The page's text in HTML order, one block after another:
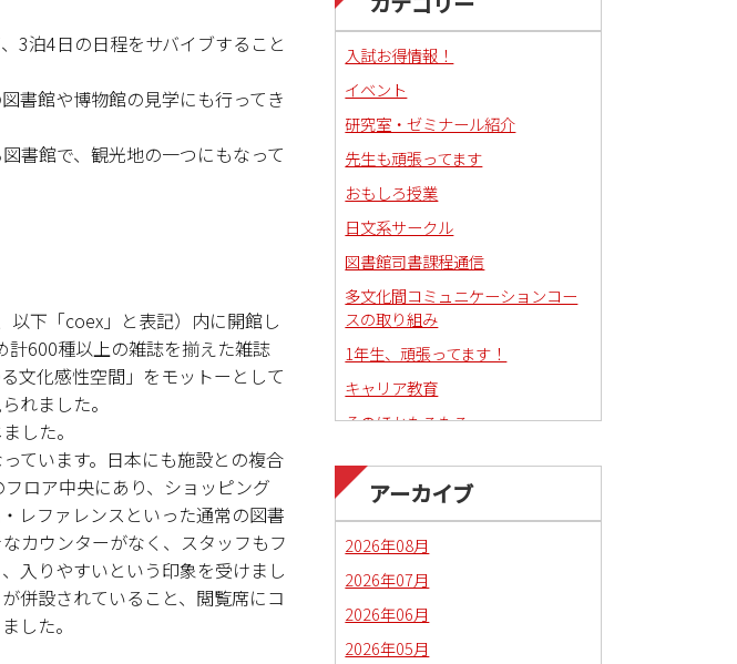
3泊4日の日程をサバイブすること
書館や博物館の見学にも行ってき
書館で、観光地の一つにもなって
下「coex」と表記）内に開館し
計600種以上の雑誌を揃えた雑誌
文化感性空間」をモットーとして
れました。
した。
ています。日本にも施設との複合
ロア中央にあり、ショッピング
レファレンスといった通常の図書
カウンターがなく、スタッフもフ
入りやすいという印象を受けまし
併設されていること、閲覧席にコ
した。
入試お得情報！
イベント
研究室・ゼミナール紹介
先生も頑張ってます
おもしろ授業
日文系サークル
図書館司書課程通信
多文化間コミュニケーションコー
スの取り組み
1年生、頑張ってます！
キャリア教育
そのほかもろもろ
日本語教育副専攻課程通信(日本語
琉球沖縄文化コースの取り組み
アーカイブ
2026年08月
2026年07月
2026年06月
2026年05月